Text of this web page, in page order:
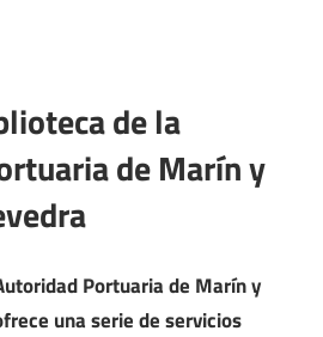
de la
de Marín y
Portuaria de Marín y
una serie de servicios